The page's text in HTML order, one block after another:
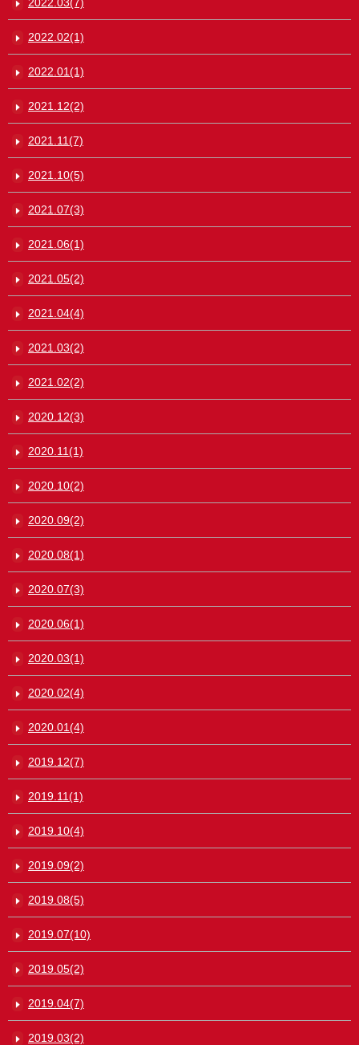
2022.02(1)
2022.01(1)
2021.12(2)
2021.11(7)
2021.10(5)
2021.07(3)
2021.06(1)
2021.05(2)
2021.04(4)
2021.03(2)
2021.02(2)
2020.12(3)
2020.11(1)
2020.10(2)
2020.09(2)
2020.08(1)
2020.07(3)
2020.06(1)
2020.03(1)
2020.02(4)
2020.01(4)
2019.12(7)
2019.11(1)
2019.10(4)
2019.09(2)
2019.08(5)
2019.07(10)
2019.05(2)
2019.04(7)
2019.03(2)